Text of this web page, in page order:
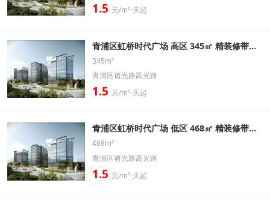
1.5 元/m²⋅天起
青浦区虹桥时代广场 高区 345㎡ 精装修带家具办公室出租信息
345m²
青浦区诸光路高光路
1.5 元/m²⋅天起
青浦区虹桥时代广场 低区 468㎡ 精装修带家具办公室出租信息
468m²
青浦区诸光路高光路
1.5 元/m²⋅天起